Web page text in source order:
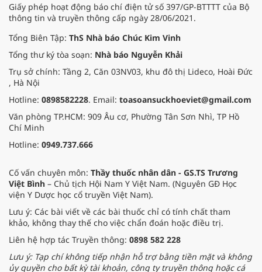
Giấy phép hoạt động báo chí điện tử số 397/GP-BTTTT của Bộ
thông tin và truyền thông cấp ngày 28/06/2021.
Tổng Biên Tập: ThS Nhà báo Chúc Kim Vinh
Tổng thư ký tòa soạn: Nhà báo Nguyễn Khải
Trụ sở chính: Tầng 2, Căn 03NV03, khu đô thị Lideco, Hoài Đức
, Hà Nội
Hotline: 0898582228. Email: toasoansuckhoeviet@gmail.com
Văn phòng TP.HCM: 909 Âu cơ, Phường Tân Sơn Nhì, TP Hồ
Chí Minh
Hotline: 0949.737.666
Cố vấn chuyên môn: Thầy thuốc nhân dân - GS.TS Trương
Việt Bình – Chủ tịch Hội Nam Y Việt Nam. (Nguyên GĐ Học
viện Y Dược học cổ truyền Việt Nam).
Lưu ý: Các bài viết về các bài thuốc chỉ có tính chất tham
khảo, không thay thế cho việc chẩn đoán hoặc điều trị.
Liên hệ hợp tác Truyền thông: 0898 582 228
Lưu ý: Tạp chí không tiếp nhận hỗ trợ bằng tiền mặt và không
ủy quyền cho bất kỳ tài khoản, công ty truyền thông hoặc cá